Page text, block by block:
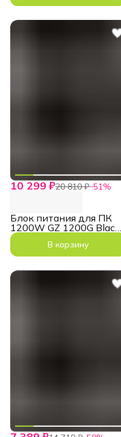
10 299 ₽20 810 ₽−51%
Блок питания для ПК
1200W GZ 1200G Black
ATX3.1 PCIe5.1
В корзину